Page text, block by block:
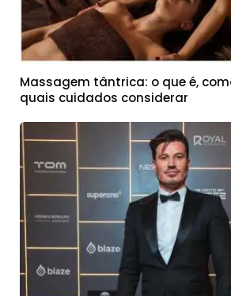
Massagem tântrica: o que é,
quais cuidados considerar